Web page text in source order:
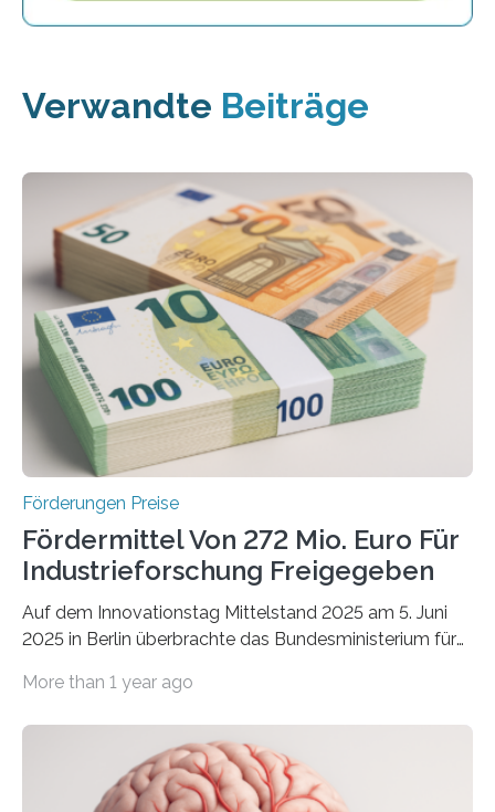
Verwandte Beiträge
Förderungen Preise
Fördermittel Von 272 Mio. Euro Für
Industrieforschung Freigegeben
Auf dem Innovationstag Mittelstand 2025 am 5. Juni
2025 in Berlin überbrachte das Bundesministerium für
Überplanmäßige Verpflichtungsermächtigungen in
Woche vom Haushaltsausschuss freigegeben – unter
anderem zur Unterstützung der
Industrieforschungsprogramme Industrielle
More than 1 year ago